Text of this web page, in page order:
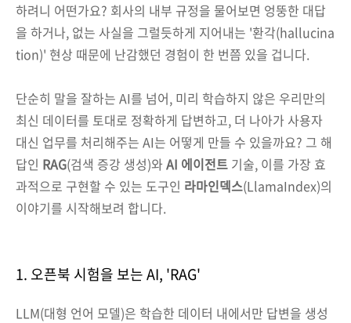
하려니 어떤가요? 회사의 내부 규정을 물어보면 엉뚱한 대답
을 하거나, 없는 사실을 그럴듯하게 지어내는 '환각(hallucina
tion)' 현상 때문에 난감했던 경험이 한 번쯤 있을 겁니다.
단순히 말을 잘하는 AI를 넘어, 미리 학습하지 않은 우리만의
최신 데이터를 토대로 정확하게 답변하고, 더 나아가 사용자
대신 업무를 처리해주는 AI는 어떻게 만들 수 있을까요? 그 해
답인 RAG(검색 증강 생성)와 AI 에이전트 기술, 이를 가장 효
과적으로 구현할 수 있는 도구인 라마인덱스(LlamaIndex)의
이야기를 시작해보려 합니다.
1. 오픈북 시험을 보는 AI, 'RAG'
LLM(대형 언어 모델)은 학습한 데이터 내에서만 답변을 생성